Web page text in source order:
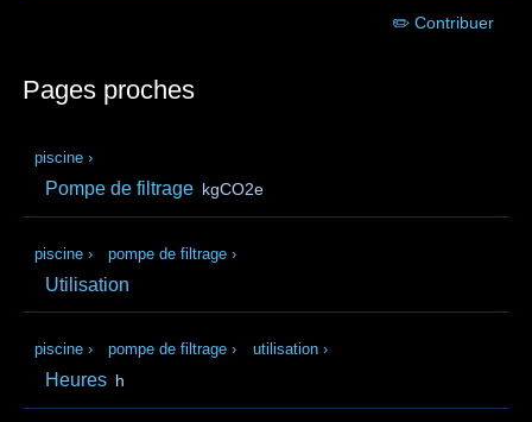
✏️ Contribuer
Pages proches
piscine ›
Pompe de filtrage kgCO2e
piscine › pompe de filtrage ›
Utilisation
piscine › pompe de filtrage › utilisation ›
Heures h